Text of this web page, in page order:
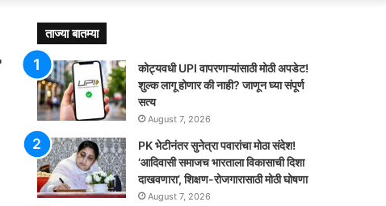
ताज्या बातम्या
कोट्यवधी UPI वापरणाऱ्यांसाठी मोठी अपडेट!
शुल्क लागू होणार की नाही? जाणून घ्या संपूर्ण
सत्य
August 7, 2026
PK भेटीनंतर सुनेत्रा पवारांचा मोठा संदेश!
‘आदिवासी समाजच भारताला विकासाची दिशा
दाखवणारा’, शिक्षण-रोजगारासाठी मोठी घोषणा
August 7, 2026